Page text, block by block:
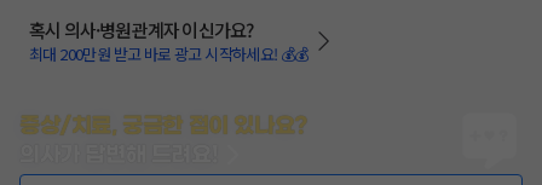
혹시 의사·병원관계자 이신가요?
최대 200만원 받고 바로 광고 시작하세요! 💰💰
증상/치료, 궁금한 점이 있나요?